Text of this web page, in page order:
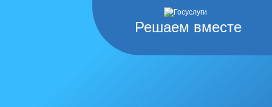
Решаем вместе